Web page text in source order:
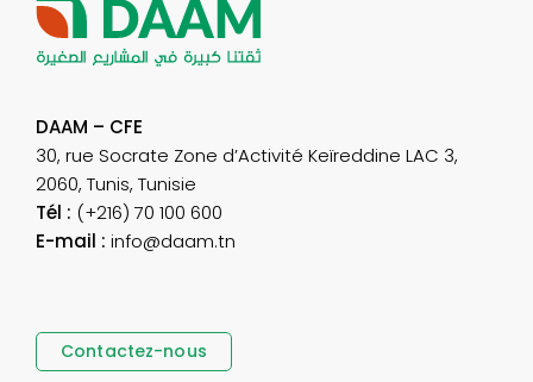
DAAM – CFE
30, rue Socrate Zone d’Activité Keïreddine LAC 3,
2060, Tunis, Tunisie
Tél : (+216) 70 100 600
E-mail : info@daam.tn
Contactez-nous